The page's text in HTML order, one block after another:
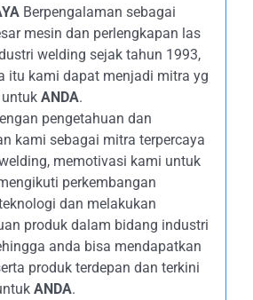
Berpengalaman sebagai
mesin dan perlengkapan las
welding sejak tahun 1993,
itu kami dapat menjadi mitra yg
ANDA.
pengetahuan dan
kami sebagai mitra terpercaya
memotivasi kami untuk
perkembangan
dan melakukan
produk dalam bidang industri
anda bisa mendapatkan
produk terdepan dan terkini
ANDA.